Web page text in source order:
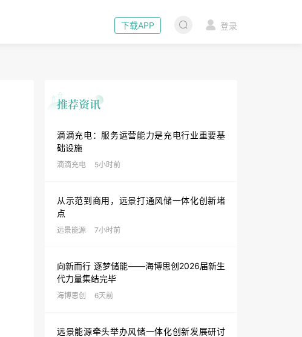
下载APP 登录
滴滴充电：服务运营能力是充电行业重要基
础设施
滴滴充电 5小时前
从示范到商用，远景打通风储一体化创新堵
点
远景能源 7小时前
向新而行 逐梦储能——海博思创2026届新生
代力量集结完毕
海博思创 6天前
远景能源牵头举办风储一体化创新发展研讨